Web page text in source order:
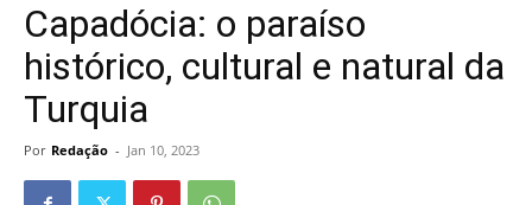
Capadócia: o paraíso
histórico, cultural e natural da
Turquia
Por Redação - Jan 10, 2023